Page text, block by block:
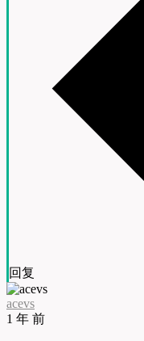
回复
acevs
1 年 前